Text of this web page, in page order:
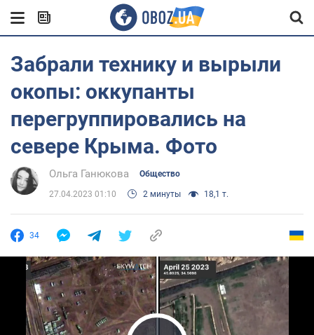
Забрали технику и вырыли
окопы: оккупанты
перегруппировались на
севере Крыма. Фото
Ольга Ганюкова Общество
27.04.2023 01:10 2 минуты 18,1 т.
34